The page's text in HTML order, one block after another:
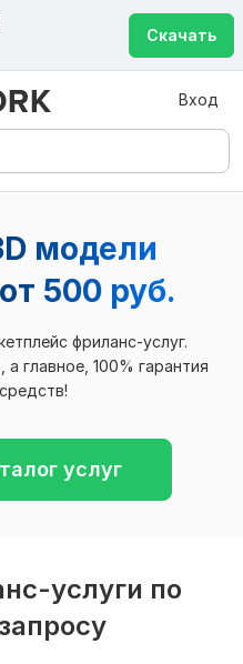
Скачать
Вход
модели
от 500 руб.
фриланс-услуг.
главное, 100% гарантия
услуг
услуги по